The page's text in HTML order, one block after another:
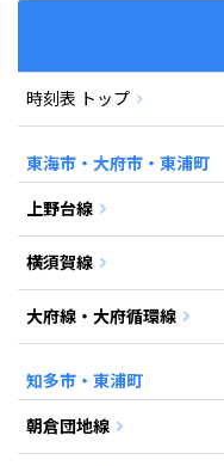
時刻表 トップ
東海市・大府市・東浦町
上野台線
横須賀線
大府線・大府循環線
知多市・東浦町
朝倉団地線